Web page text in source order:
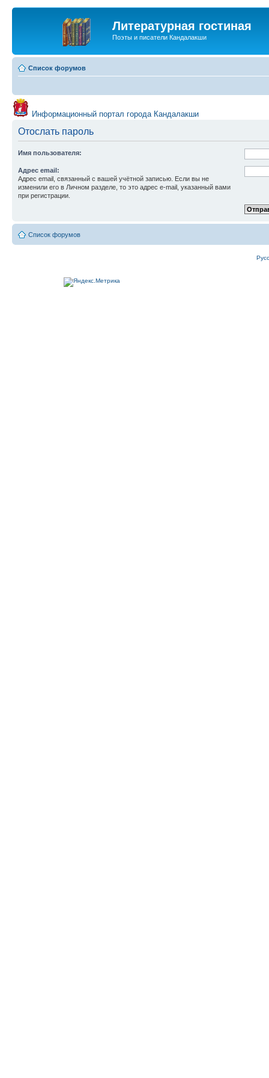
Литературная гостиная
Поэты и писатели Кандалакши
Список форумов
Информационный портал города Кандалакши
Отослать пароль
Имя пользователя:
Адрес email:
Адрес email, связанный с вашей учётной записью. Если вы не
изменили его в Личном разделе, то это адрес e-mail, указанный вами
при регистрации.
Список форумов